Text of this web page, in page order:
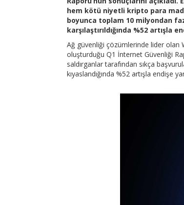
hem kötü niyetli kripto para
boyunca toplam 10 milyondan
karşılaştırıldığında %52 artışla
Ağ güvenliği çözümlerinde lider olan
oluşturduğu Q1 İnternet Güvenliği
saldırganlar tarafından sıkça
kıyaslandığında %52 artışla endişe